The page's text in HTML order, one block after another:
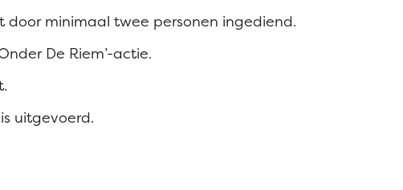
minimaal twee personen ingediend.
De Riem’-actie.
uitgevoerd.